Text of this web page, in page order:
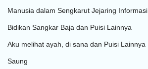
Manusia dalam Sengkarut Jejaring Informasi
Bidikan Sangkar Baja dan Puisi Lainnya
Aku melihat ayah, di sana dan Puisi Lainnya
Saung